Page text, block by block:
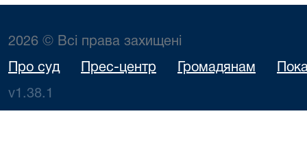
2026 © Всі права захищені
Про суд Прес-центр Громадянам
v1.38.1